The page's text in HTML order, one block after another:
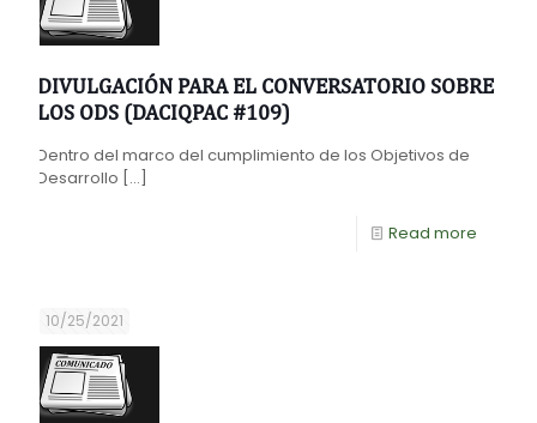
DIVULGACIÓN PARA EL CONVERSATORIO SOBRE
LOS ODS (DACIQPAC #109)
Dentro del marco del cumplimiento de los Objetivos de
Desarrollo […]
Read more
10/25/2021